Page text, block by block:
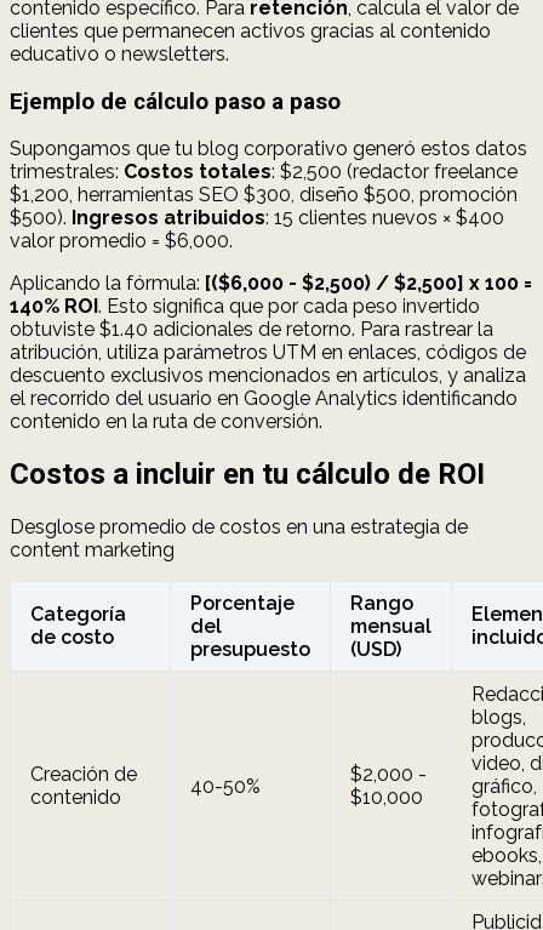
contenido específico. Para retención, calcula el valor de
clientes que permanecen activos gracias al contenido
educativo o newsletters.
Ejemplo de cálculo paso a paso
Supongamos que tu blog corporativo generó estos datos
trimestrales: Costos totales: $2,500 (redactor freelance
$1,200, herramientas SEO $300, diseño $500, promoción
$500). Ingresos atribuidos: 15 clientes nuevos × $400
valor promedio = $6,000.
Aplicando la fórmula: [($6,000 - $2,500) / $2,500] x 100 =
140% ROI . Esto significa que por cada peso invertido
obtuviste $1.40 adicionales de retorno. Para rastrear la
atribución, utiliza parámetros UTM en enlaces, códigos de
descuento exclusivos mencionados en artículos, y analiza
el recorrido del usuario en Google Analytics identificando
contenido en la ruta de conversión.
Costos a incluir en tu cálculo de ROI
Desglose promedio de costos en una estrategia de
content marketing
Categoría
de costo
Porcentaje
del
presupuesto
Rango
mensual
(USD)
Creación de
contenido
40-50%
$2,000 -
$10,000
blogs,
video,
gráfico,
ebooks,